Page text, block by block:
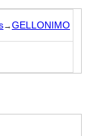
→GELLONIMO